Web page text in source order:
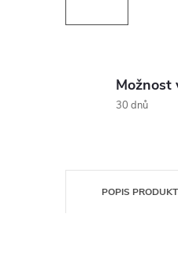
Možnost
30 dnů
POPIS